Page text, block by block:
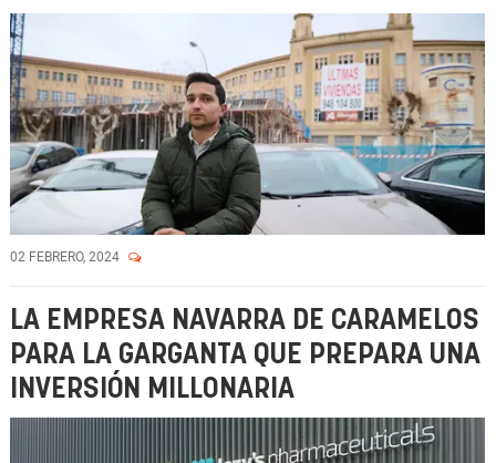
02 FEBRERO, 2024
LA EMPRESA NAVARRA DE CARAMELOS
PARA LA GARGANTA QUE PREPARA UNA
INVERSIÓN MILLONARIA